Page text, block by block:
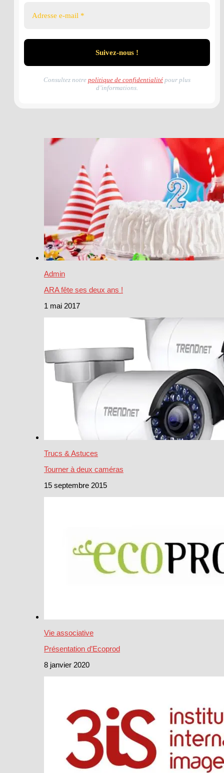
Consultez notre politique de confidentialité pour plus
d’informations.
Admin
ARA fête ses deux ans !
1 mai 2017
Trucs & Astuces
Tourner à deux caméras
15 septembre 2015
Vie associative
Présentation d’Ecoprod
8 janvier 2020